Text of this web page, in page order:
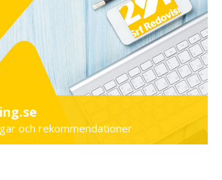
och rekommendationer